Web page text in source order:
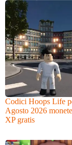
Codici Hoops Life
Agosto 2026
XP gratis